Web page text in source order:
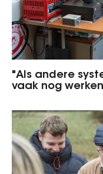
"Als andere
vaak nog